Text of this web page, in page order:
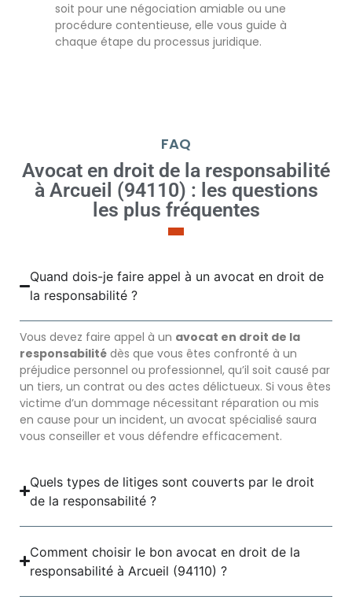
soit pour une négociation amiable ou une
procédure contentieuse, elle vous guide à
chaque étape du processus juridique.
FAQ
Avocat en droit de la responsabilité
à Arcueil (94110) : les questions
les plus fréquentes
Quand dois-je faire appel à un avocat en droit de
la responsabilité ?
Vous devez faire appel à un avocat en droit de la
responsabilité dès que vous êtes confronté à un
préjudice personnel ou professionnel, qu’il soit causé par
un tiers, un contrat ou des actes délictueux. Si vous êtes
victime d’un dommage nécessitant réparation ou mis
en cause pour un incident, un avocat spécialisé saura
vous conseiller et vous défendre efficacement.
Quels types de litiges sont couverts par le droit
de la responsabilité ?
Comment choisir le bon avocat en droit de la
responsabilité à Arcueil (94110) ?